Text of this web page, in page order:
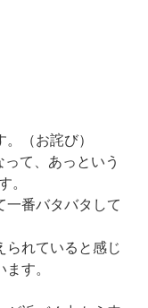
（お詫び）
って、あっという
。
一番バタバタして
られていると感じ
す。